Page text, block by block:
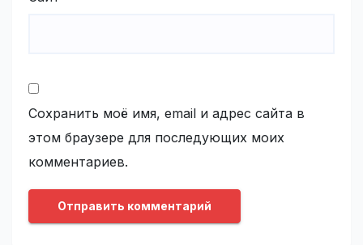
Сохранить моё имя, email и адрес сайта в
этом браузере для последующих моих
комментариев.